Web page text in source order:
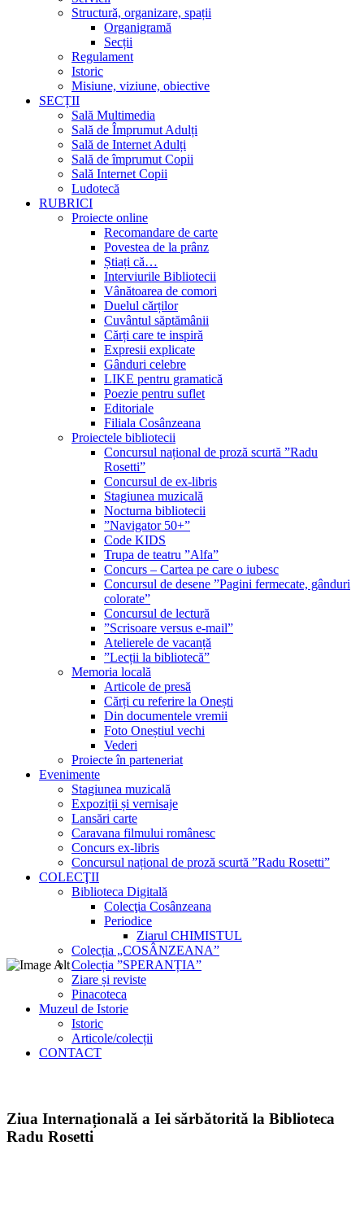
Structură, organizare, spații
Organigramă
Secții
Regulament
Istoric
Misiune, viziune, obiective
SECȚII
Sală Multimedia
Sală de Împrumut Adulți
Sală de Internet Adulți
Sală de împrumut Copii
Sală Internet Copii
Ludotecă
RUBRICI
Proiecte online
Recomandare de carte
Povestea de la prânz
Știați că…
Interviurile Bibliotecii
Vânătoarea de comori
Duelul cărților
Cuvântul săptămânii
Cărți care te inspiră
Expresii explicate
Gânduri celebre
LIKE pentru gramatică
Poezie pentru suflet
Editoriale
Filiala Cosânzeana
Proiectele bibliotecii
Concursul național de proză scurtă ”Radu
Rosetti”
Concursul de ex-libris
Stagiunea muzicală
Nocturna bibliotecii
”Navigator 50+”
Code KIDS
Trupa de teatru ”Alfa”
Concurs – Cartea pe care o iubesc
Concursul de desene ”Pagini fermecate, gânduri
colorate”
Concursul de lectură
”Scrisoare versus e-mail”
Atelierele de vacanță
”Lecții la bibliotecă”
Memoria locală
Articole de presă
Cărți cu referire la Onești
Din documentele vremii
Foto Oneștiul vechi
Vederi
Proiecte în parteneriat
Evenimente
Stagiunea muzicală
Expoziții și vernisaje
Lansări carte
Caravana filmului românesc
Concurs ex-libris
Concursul național de proză scurtă ”Radu Rosetti”
COLECŢII
Biblioteca Digitală
Colecţia Cosânzeana
Periodice
Ziarul CHIMISTUL
Colecția „COSÂNZEANA”
Colecția ”SPERANȚIA”
Ziare și reviste
Pinacoteca
Muzeul de Istorie
Istoric
Articole/colecții
CONTACT
Ziua Internațională a Iei sărbătorită la Biblioteca
Radu Rosetti